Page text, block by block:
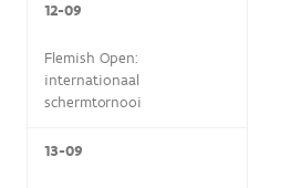
12-09
Flemish Open:
internationaal
schermtornooi
13-09